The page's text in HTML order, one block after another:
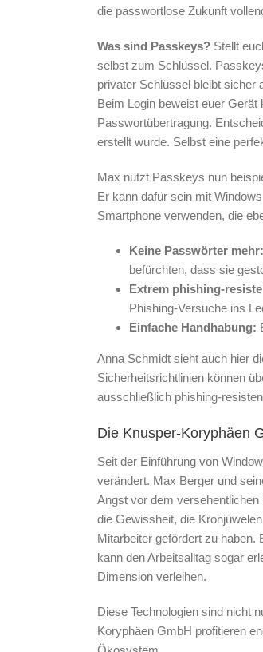
die passwortlose Zukunft
Was sind Passkeys? Stellt
selbst zum Schlüssel.
privater Schlüssel bleibt sicher
Beim Login beweist euer
Passwortübertragung.
erstellt wurde. Selbst eine
Max nutzt Passkeys nun
Er kann dafür sein mit
Smartphone verwenden, die
Keine Passwörter mehr:
befürchten, dass sie
Extrem phishing-
Phishing-Versuche ins
Einfache Handhabung:
Anna Schmidt sieht auch hier
Sicherheitsrichtlinien können
ausschließlich phishing-
Die Knusper-Koryphäen
Seit der Einführung von
verändert. Max Berger und
Angst vor dem
die Gewissheit, die
Mitarbeiter gefördert zu
kann den Arbeitsalltag sogar
Dimension verleihen.
Diese Technologien sind nicht
Koryphäen GmbH profitieren